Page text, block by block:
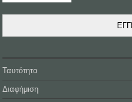
Ταυτότητα
Διαφήμιση